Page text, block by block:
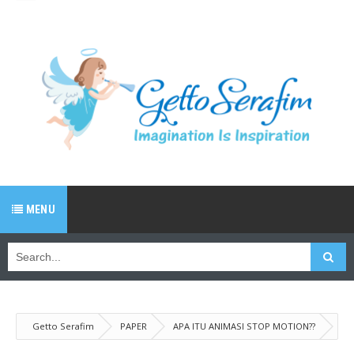
MENU
Getto Serafim PAPER APA ITU ANIMASI STOP MOTION??